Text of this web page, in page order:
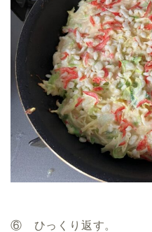
⑥ ひっくり返す。